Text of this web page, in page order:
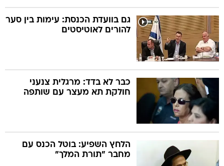
גם בוועדת הכנסת: עימות בין סער
להורים לאוטיסטים
כבר לא בדד: מרגלית צנעני
חולקת תא מעצר עם שותפה
הלחץ השפיע: בוטל הכנס עם
מחבר "תורת המלך"